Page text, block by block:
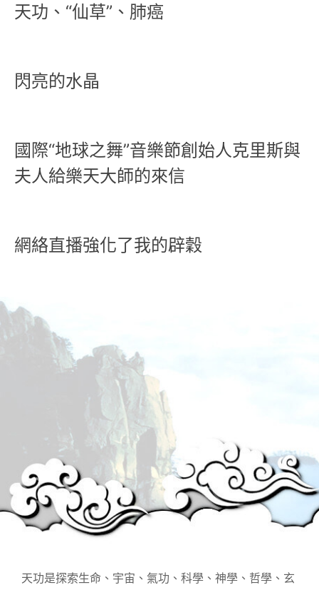
天功、“仙草”、肺癌
閃亮的水晶
國際“地球之舞”音樂節創始人克里斯與
夫人給樂天大師的來信
網絡直播強化了我的辟穀
天功是探索生命、宇宙、氣功、科學、神學、哲學、玄